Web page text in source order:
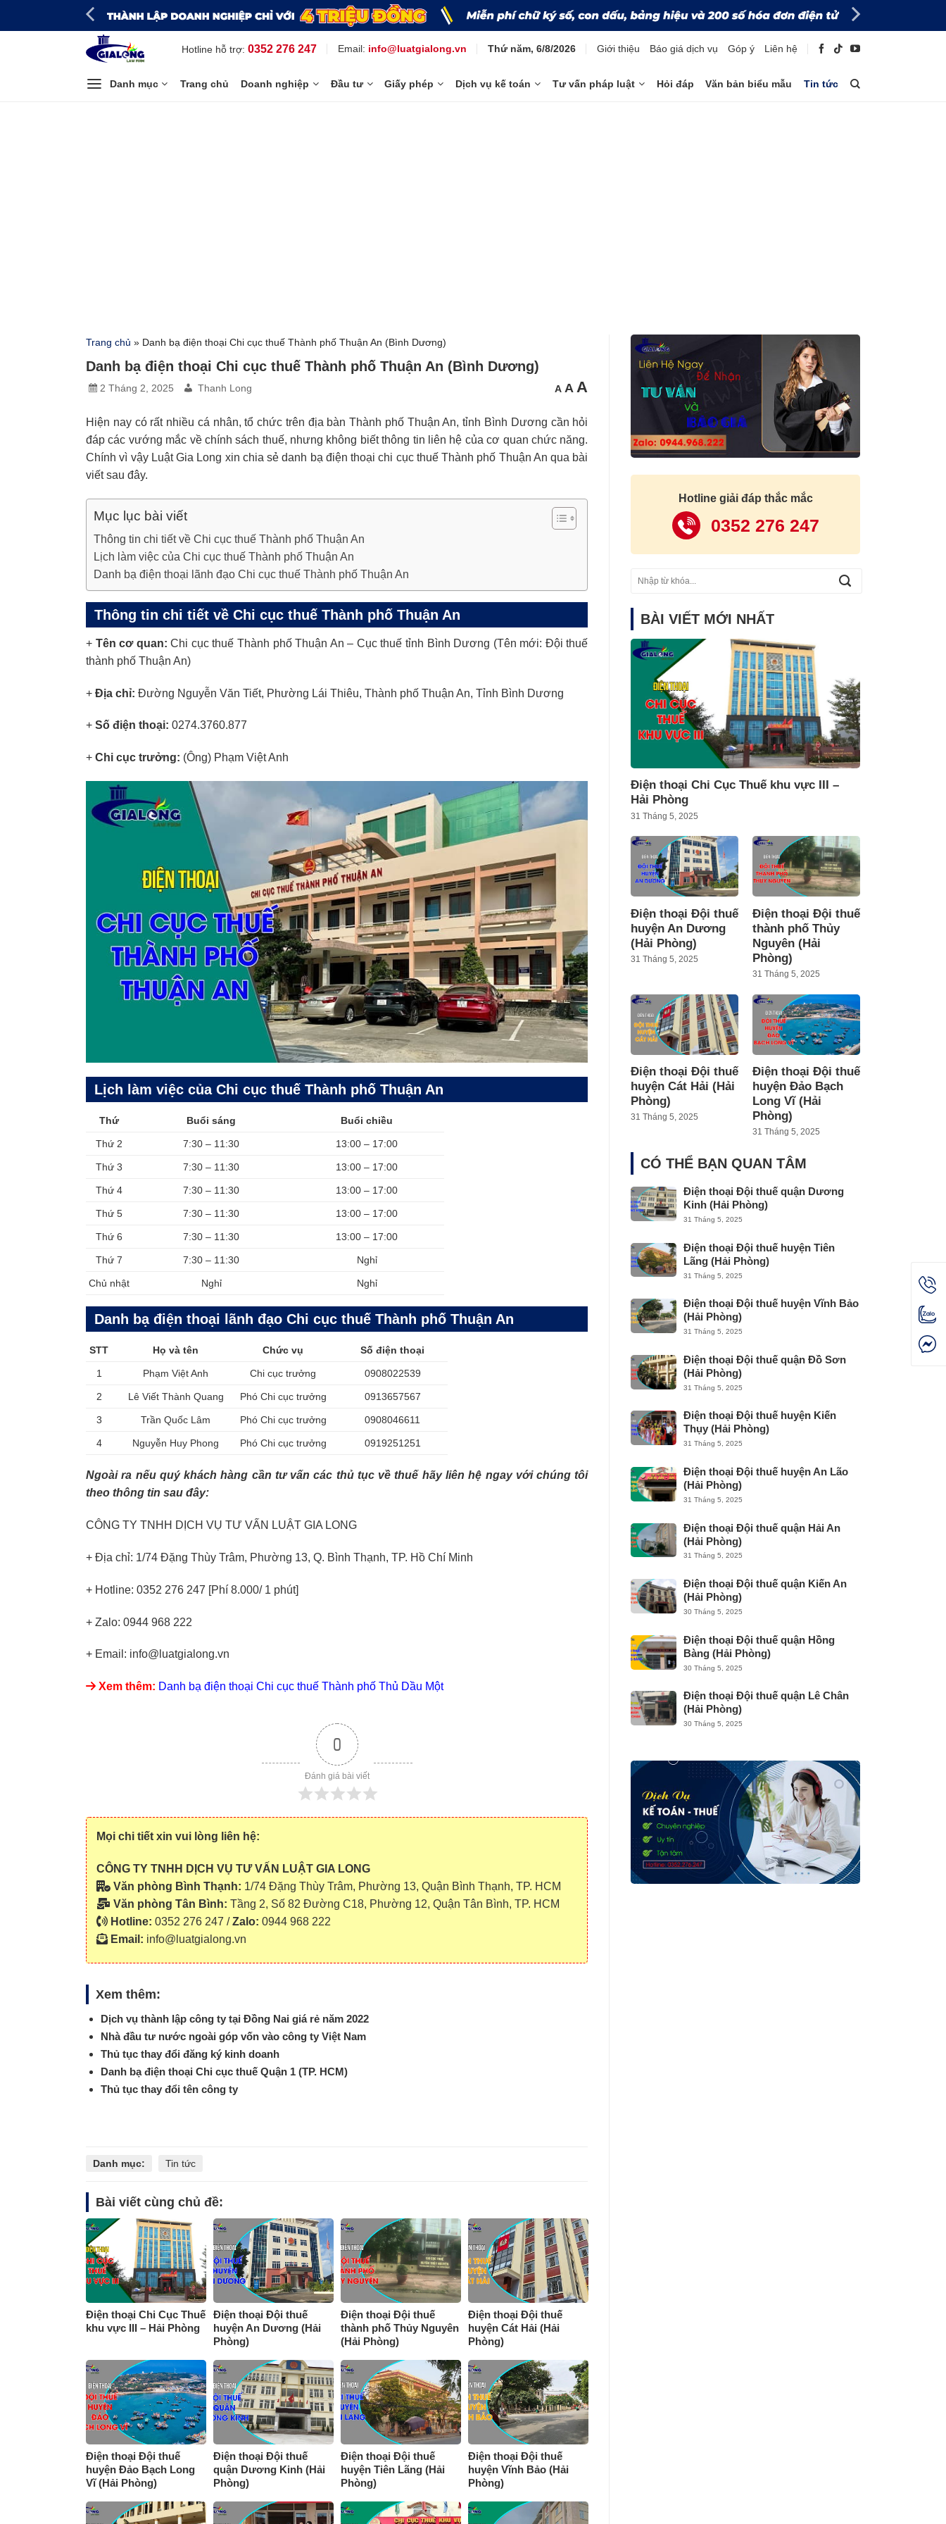
Hotline hỗ trợ: 0352 276 247 Email: info@luatgialong.vn Thứ năm, 6/8/2026 Giới thiệu Báo giá dịch vụ Góp ý Liên hệ
Danh mục Trang chủ Doanh nghiệp Đầu tư Giấy phép Dịch vụ kế toán Tư vấn pháp luật Hỏi đáp Văn bản biểu mẫu Tin tức
Trang chủ » Danh bạ điện thoại Chi cục thuế Thành phố Thuận An (Bình Dương)
Danh bạ điện thoại Chi cục thuế Thành phố Thuận An (Bình Dương)
2 Tháng 2, 2025 Thanh Long A Cỡ
chữ
nhỏ
A Cỡ
chữ
Achữ
Hiện nay có rất nhiều cá nhân, tổ chức trên địa bàn Thành phố Thuận An, tỉnh Bình Dương cần hỏi
đáp các vướng mắc về chính sách thuế, nhưng không biết thông tin liên hệ của cơ quan chức năng.
Chính vì vậy Luật Gia Long xin chia sẻ danh bạ điện thoại chi cục thuế Thành phố Thuận An qua bài
viết sau đây.
Mục lục bài viết
Thông tin chi tiết về Chi cục thuế Thành phố Thuận An
Lịch làm việc của Chi cục thuế Thành phố Thuận An
Danh bạ điện thoại lãnh đạo Chi cục thuế Thành phố Thuận An
Thông tin chi tiết về Chi cục thuế Thành phố Thuận An
+ Tên cơ quan: Chi cục thuế Thành phố Thuận An – Cục thuế tỉnh Bình Dương (Tên mới: Đội thuế
thành phố Thuận An)
+ Địa chỉ: Đường Nguyễn Văn Tiết, Phường Lái Thiêu, Thành phố Thuận An, Tỉnh Bình Dương
+ Số điện thoại: 0274.3760.877
+ Chi cục trưởng: (Ông) Phạm Việt Anh
Lịch làm việc của Chi cục thuế Thành phố Thuận An
Thứ Buổi sáng Buổi chiều
Thứ 2 7:30 – 11:30 13:00 – 17:00
Thứ 3 7:30 – 11:30 13:00 – 17:00
Thứ 4 7:30 – 11:30 13:00 – 17:00
Thứ 5 7:30 – 11:30 13:00 – 17:00
Thứ 6 7:30 – 11:30 13:00 – 17:00
Thứ 7 7:30 – 11:30 Nghỉ
Chủ nhật Nghỉ Nghỉ
Danh bạ điện thoại lãnh đạo Chi cục thuế Thành phố Thuận An
STT Họ và tên Chức vụ Số điện thoại
1 Phạm Việt Anh Chi cục trưởng 0908022539
2 Lê Viết Thành Quang Phó Chi cục trưởng 0913657567
3 Trần Quốc Lâm Phó Chi cục trưởng 0908046611
4 Nguyễn Huy Phong Phó Chi cục trưởng 0919251251
Ngoài ra nếu quý khách hàng cần tư vấn các thủ tục về thuế hãy liên hệ ngay với chúng tôi
theo thông tin sau đây:
CÔNG TY TNHH DỊCH VỤ TƯ VẤN LUẬT GIA LONG
+ Địa chỉ: 1/74 Đặng Thùy Trâm, Phường 13, Q. Bình Thạnh, TP. Hồ Chí Minh
+ Hotline: 0352 276 247 [Phí 8.000/ 1 phút]
+ Zalo: 0944 968 222
+ Email: info@luatgialong.vn
Xem thêm: Danh bạ điện thoại Chi cục thuế Thành phố Thủ Dầu Một
0
Đánh giá bài viết
Mọi chi tiết xin vui lòng liên hệ:
CÔNG TY TNHH DỊCH VỤ TƯ VẤN LUẬT GIA LONG
Văn phòng Bình Thạnh: 1/74 Đặng Thùy Trâm, Phường 13, Quận Bình Thạnh, TP. HCM
Văn phòng Tân Bình: Tầng 2, Số 82 Đường C18, Phường 12, Quận Tân Bình, TP. HCM
Hotline: 0352 276 247 /Zalo: 0944 968 222
Email: info@luatgialong.vn
Xem thêm:
Dịch vụ thành lập công ty tại Đồng Nai giá rẻ năm 2022
Nhà đầu tư nước ngoài góp vốn vào công ty Việt Nam
Thủ tục thay đổi đăng ký kinh doanh
Danh bạ điện thoại Chi cục thuế Quận 1 (TP. HCM)
Thủ tục thay đổi tên công ty
Danh mục: Tin tức
Bài viết cùng chủ đề:
Điện thoại Chi Cục Thuế
khu vực III – Hải Phòng
Điện thoại Đội thuế
huyện An Dương (Hải
Phòng)
Điện thoại Đội thuế
thành phố Thủy Nguyên
(Hải Phòng)
Điện thoại Đội thuế
huyện Cát Hải (Hải
Phòng)
Điện thoại Đội thuế
huyện Đảo Bạch Long
Vĩ (Hải Phòng)
Điện thoại Đội thuế
quận Dương Kinh (Hải
Phòng)
Điện thoại Đội thuế
huyện Tiên Lãng (Hải
Phòng)
Điện thoại Đội thuế
huyện Vĩnh Bảo (Hải
Phòng)
Hotline giải đáp thắc mắc
0352 276 247
BÀI VIẾT MỚI NHẤT
Điện thoại Chi Cục Thuế khu vực III –
Hải Phòng
31 Tháng 5, 2025
Điện thoại Đội thuế
huyện An Dương
(Hải Phòng)
31 Tháng 5, 2025
Điện thoại Đội thuế
thành phố Thủy
Nguyên (Hải
Phòng)
31 Tháng 5, 2025
Điện thoại Đội thuế
huyện Cát Hải (Hải
Phòng)
31 Tháng 5, 2025
Điện thoại Đội thuế
huyện Đảo Bạch
Long Vĩ (Hải
Phòng)
31 Tháng 5, 2025
CÓ THỂ BẠN QUAN TÂM
Điện thoại Đội thuế quận Dương
Kinh (Hải Phòng)
31 Tháng 5, 2025
Điện thoại Đội thuế huyện Tiên
Lãng (Hải Phòng)
31 Tháng 5, 2025
Điện thoại Đội thuế huyện Vĩnh Bảo
(Hải Phòng)
31 Tháng 5, 2025
Điện thoại Đội thuế quận Đồ Sơn
(Hải Phòng)
31 Tháng 5, 2025
Điện thoại Đội thuế huyện Kiến
Thụy (Hải Phòng)
31 Tháng 5, 2025
Điện thoại Đội thuế huyện An Lão
(Hải Phòng)
31 Tháng 5, 2025
Điện thoại Đội thuế quận Hải An
(Hải Phòng)
31 Tháng 5, 2025
Điện thoại Đội thuế quận Kiến An
(Hải Phòng)
30 Tháng 5, 2025
Điện thoại Đội thuế quận Hồng
Bàng (Hải Phòng)
30 Tháng 5, 2025
Điện thoại Đội thuế quận Lê Chân
(Hải Phòng)
30 Tháng 5, 2025